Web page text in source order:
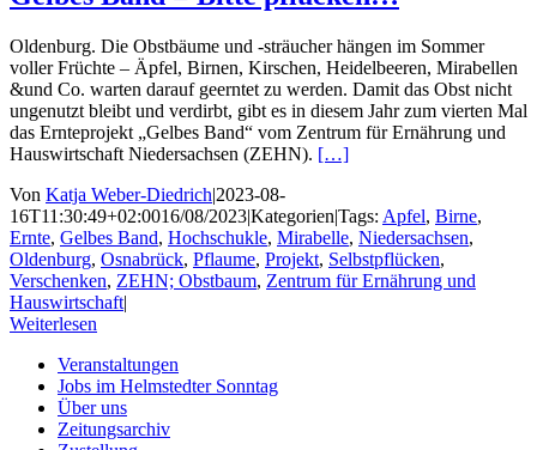
Oldenburg. Die Obstbäume und -sträucher hängen im Sommer
voller Früchte – Äpfel, Birnen, Kirschen, Heidelbeeren, Mirabellen
&und Co. warten darauf geerntet zu werden. Damit das Obst nicht
ungenutzt bleibt und verdirbt, gibt es in diesem Jahr zum vierten Mal
das Ernteprojekt „Gelbes Band“ vom Zentrum für Ernährung und
Hauswirtschaft Niedersachsen (ZEHN). […]
Von Katja Weber-Diedrich|2023-08-
16T11:30:49+02:0016/08/2023|Kategorien|Tags: Apfel, Birne,
Ernte, Gelbes Band, Hochschukle, Mirabelle, Niedersachsen,
Oldenburg, Osnabrück, Pflaume, Projekt, Selbstpflücken,
Verschenken, ZEHN; Obstbaum, Zentrum für Ernährung und
Hauswirtschaft|
Weiterlesen
Veranstaltungen
Jobs im Helmstedter Sonntag
Über uns
Zeitungsarchiv